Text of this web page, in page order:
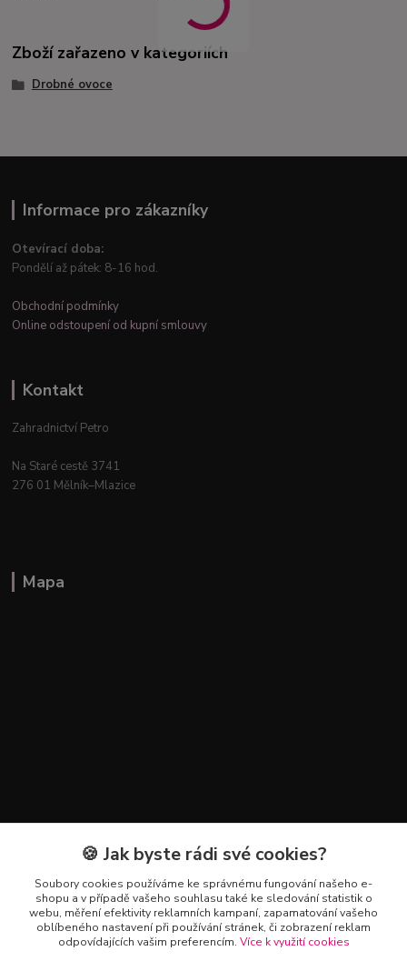
Zboží zařazeno v kategoriích
Drobné ovoce
Informace pro zákazníky
Otevírací doba:
Pondělí až pátek: 8-16 hod.
Obchodní podmínky
Online odstoupení od kupní smlouvy
Kontakt
Zahradnictví Petro
Na Staré cestě 3741
276 01 Mělník–Mlazice
Mapa
Kontakty
+420 602 223 614
info@zahradnictvipetro.cz
🍪 Jak byste rádi své cookies?
Soubory cookies používáme ke správnému fungování našeho e-
shopu a v případě vašeho souhlasu také ke sledování statistik o
webu, měření efektivity reklamních kampaní, zapamatování vašeho
oblíbeného nastavení při používání stránek, či zobrazení reklam
odpovídajících vašim preferencím. Více k využití cookies